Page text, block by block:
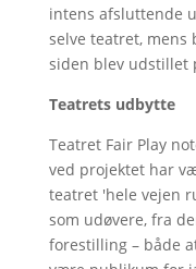
intens afsluttende
selve teatret, mens
siden blev udstillet
Teatrets udbytte
Teatret Fair Play
ved projektet har
teatret 'hele vejen
som udøvere, fra
forestilling – både